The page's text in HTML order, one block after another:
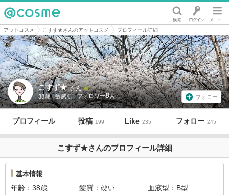
@cosme
アットコスメ こすず★さんのアットコスメ プロフィール詳細
こすず★ さん
38歳 敏感肌 8 フォロー
プロフィール 投稿 199 Like 235 フォロー 245
こすず★さんのプロフィール詳細
基本情報
年齢 38歳 髪質 硬い 血液型
B型